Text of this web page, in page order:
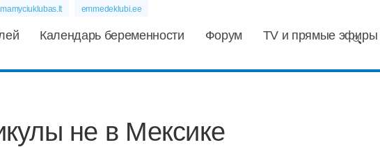
mamyciuklubas.lt emmedeklubi.ee
Календарь беременности Форум TV и прямые эфиры
не в Мексике